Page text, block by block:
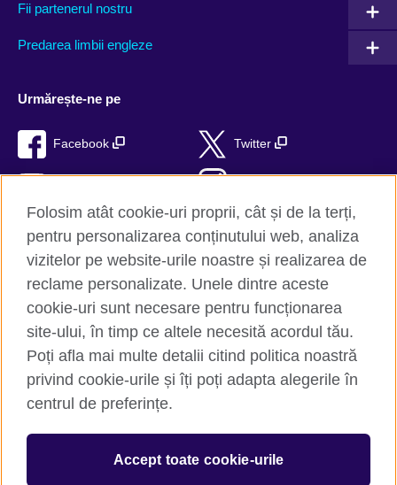
Fii partenerul nostru
Predarea limbii engleze
Urmărește-ne pe
Facebook Twitter
TikTok RSS
British Council Global
Confidențialitate și termeni de utilizare
Trimite-ne comentariile tale
Cookie-uri
Hartă site
© 2026 British Council
The United Kingdom’s international organisation for cultural
Folosim atât cookie-uri proprii, cât și de la terți,
pentru personalizarea conținutului web, analiza
vizitelor pe website-urile noastre și realizarea de
reclame personalizate. Unele dintre aceste
cookie-uri sunt necesare pentru funcționarea
site-ului, în timp ce altele necesită acordul tău.
Poți afla mai multe detalii citind politica noastră
privind cookie-urile și îți poți adapta alegerile în
centrul de preferințe.
Accept toate cookie-urile